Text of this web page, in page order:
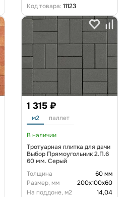
Код товара: 11123
1 315 ₽
м2 паллет
В наличии
Тротуарная плитка для дачи
Выбор Прямоугольник 2.П.6
60 мм. Серый
Толщина
60 мм
Размер, мм
200х100х60
На поддоне, м2
14,04